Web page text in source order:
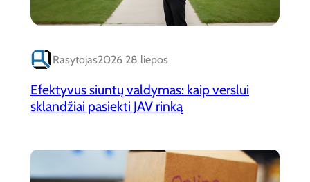
Rasytojas2026 28 liepos
Efektyvus siuntų valdymas: kaip verslui
sklandžiai pasiekti JAV rinką